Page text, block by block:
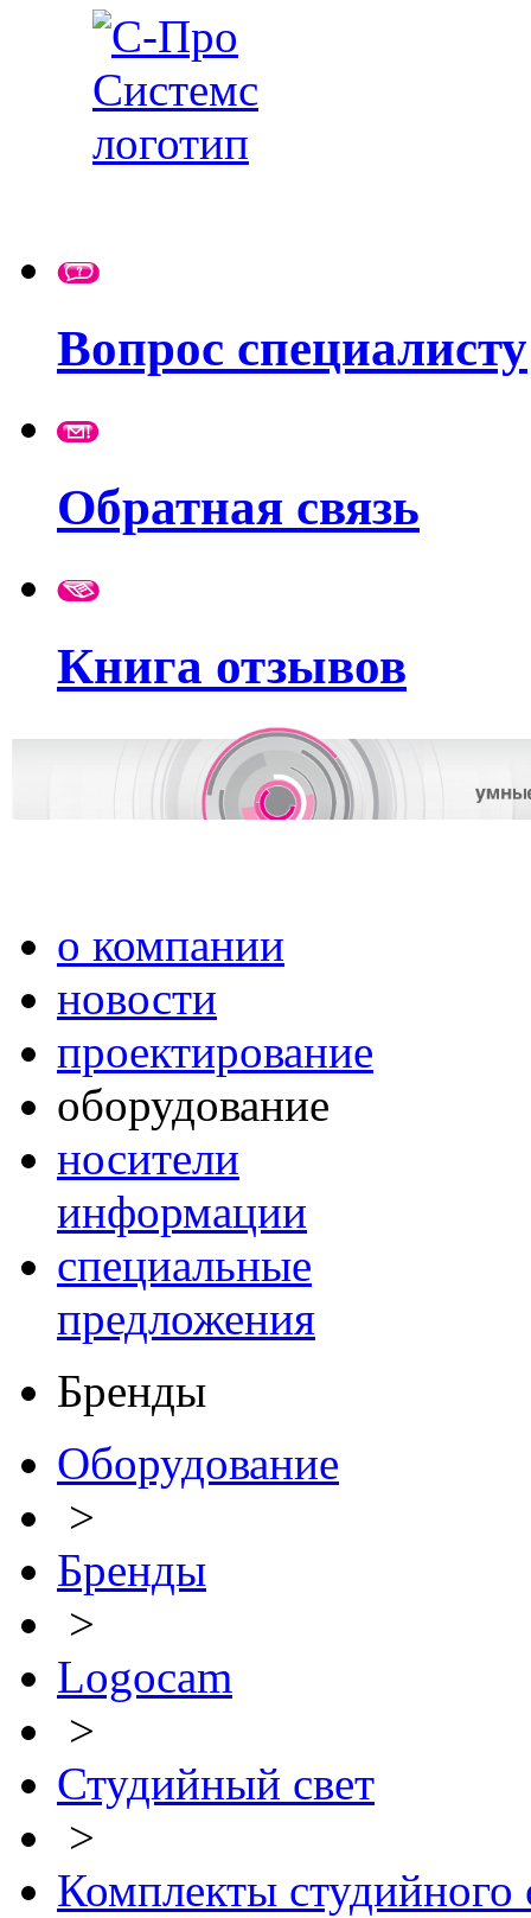
Вопрос специалисту
Обратная связь
Книга отзывов
о компании
новости
проектирование
оборудование
носители
информации
специальные
предложения
Бренды
Оборудование
>
Бренды
>
Logocam
>
Студийный свет
>
Комплекты студийного